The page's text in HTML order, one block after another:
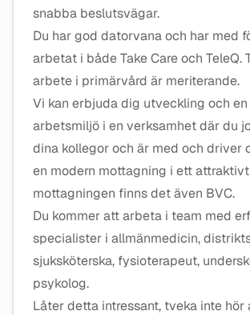
snabba beslutsvägar.
Du har god datorvana och har med
arbetat i både Take Care och TeleQ.
arbete i primärvård är meriterande.
Vi kan erbjuda dig utveckling och
arbetsmiljö i en verksamhet där du
dina kollegor och är med och driver
en modern mottagning i ett attraktivt
mottagningen finns det även BVC.
Du kommer att arbeta i team med
specialister i allmänmedicin,
sjuksköterska, fysioterapeut,
psykolog.
Låter detta intressant, tveka inte hör